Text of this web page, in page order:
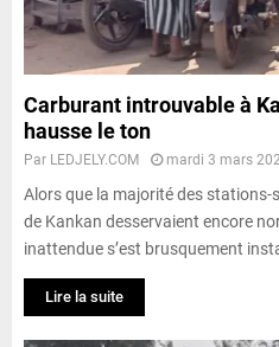
Carburant introuvable à
hausse le ton
Par LEDJELY.COM mardi 3 mars
Alors que la majorité des stations-
de Kankan desservaient encore
inattendue s’est brusquement
Lire la suite